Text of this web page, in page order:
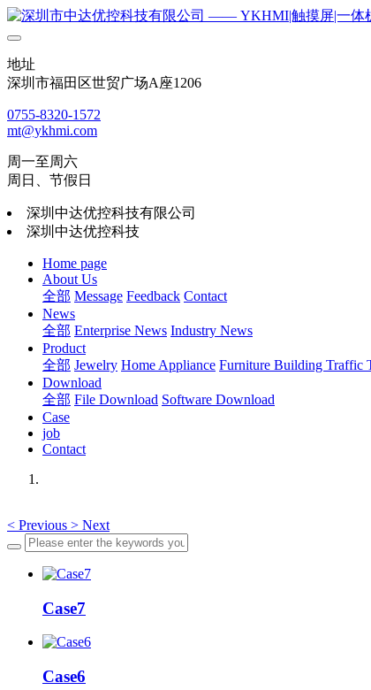
地址
深圳市福田区世贸广场A座1206
0755-8320-1572
mt@ykhmi.com
周一至周六
周日、节假日
深圳中达优控科技有限公司
深圳中达优控科技
Home page
About Us
全部 Message Feedback Contact
News
全部 Enterprise News Industry News
Product
全部 Jewelry Home Appliance Furniture Building Traffic
Download
全部 File Download Software Download
Case
job
Contact
< Previous > Next
Case7
Case6